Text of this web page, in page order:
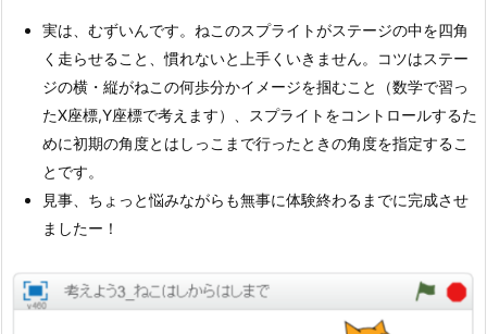
実は、むずいんです。ねこのスプライトがステージの中を四角
く走らせること、慣れないと上手くいきません。コツはステー
ジの横・縦がねこの何歩分かイメージを掴むこと（数学で習っ
たX座標,Y座標で考えます）、スプライトをコントロールするた
めに初期の角度とはしっこまで行ったときの角度を指定するこ
とです。
見事、ちょっと悩みながらも無事に体験終わるまでに完成させ
ましたー！